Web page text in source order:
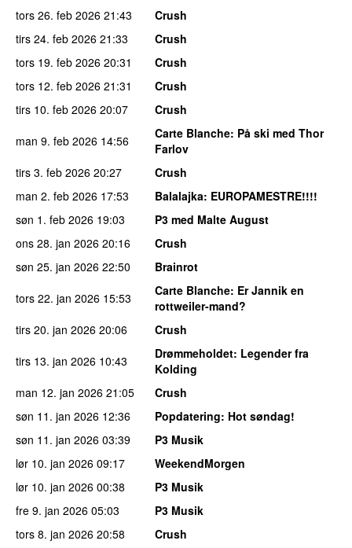
tors 26. feb 2026 21:43
Crush
tirs 24. feb 2026 21:33
Crush
tors 19. feb 2026 20:31
Crush
tors 12. feb 2026 21:31
Crush
tirs 10. feb 2026 20:07
Crush
man 9. feb 2026 14:56 Carte Blanche: På ski med Thor
Farlov
tirs 3. feb 2026 20:27
Crush
man 2. feb 2026 17:53 Balalajka: EUROPAMESTRE!!!!
søn 1. feb 2026 19:03
P3 med Malte August
ons 28. jan 2026 20:16
Crush
søn 25. jan 2026 22:50
Brainrot
tors 22. jan 2026 15:53 Carte Blanche: Er Jannik en
rottweiler-mand?
tirs 20. jan 2026 20:06
Crush
tirs 13. jan 2026 10:43 Drømmeholdet: Legender fra
Kolding
man 12. jan 2026 21:05
Crush
søn 11. jan 2026 12:36 Popdatering: Hot søndag!
søn 11. jan 2026 03:39
P3 Musik
lør 10. jan 2026 09:17
WeekendMorgen
lør 10. jan 2026 00:38
P3 Musik
fre 9. jan 2026 05:03
P3 Musik
tors 8. jan 2026 20:58
Crush